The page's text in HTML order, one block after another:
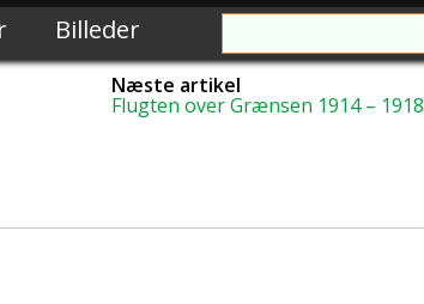
Billeder
Næste artikel
Flugten over Grænsen 1914 – 1918